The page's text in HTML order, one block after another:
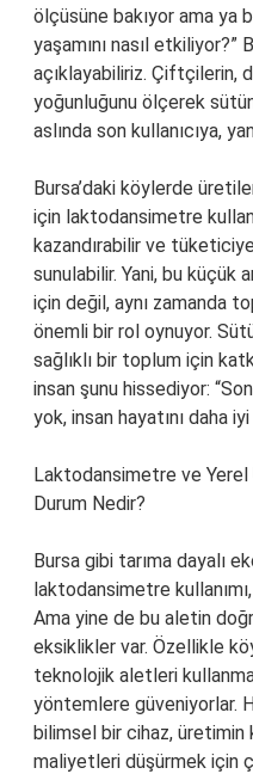
ölçüsüne bakıyor ama ya
yaşamını nasıl etkiliyor?”
açıklayabiliriz. Çiftçilerin,
yoğunluğunu ölçerek
aslında son kullanıcıya,
Bursa’daki köylerde
için laktodansimetre
kazandırabilir ve
sunulabilir. Yani, bu
için değil, aynı zamanda
önemli bir rol oynuyor.
sağlıklı bir toplum için
insan şunu hissediyor:
yok, insan hayatını daha
Laktodansimetre ve Yerel
Durum Nedir?
Bursa gibi tarıma dayalı
laktodansimetre
Ama yine de bu aletin
eksiklikler var. Özellikle
teknolojik aletleri
yöntemlere güveniyorlar.
bilimsel bir cihaz, üretimin
maliyetleri düşürmek için